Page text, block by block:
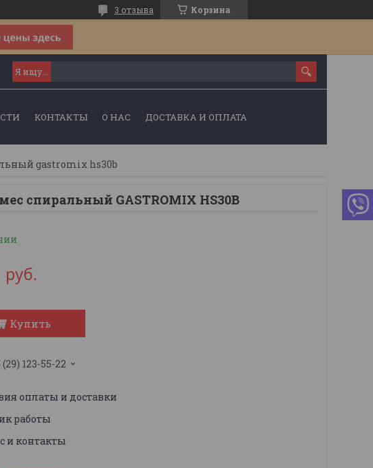
Корзина
3 отзыва
КОНТАКТЫ О НАС ДОСТАВКА И ОПЛАТА
gastromix hs30b
спиральный GASTROMIX HS30B
руб.
Купить
123-55-22
оплаты и доставки
работы
и контакты